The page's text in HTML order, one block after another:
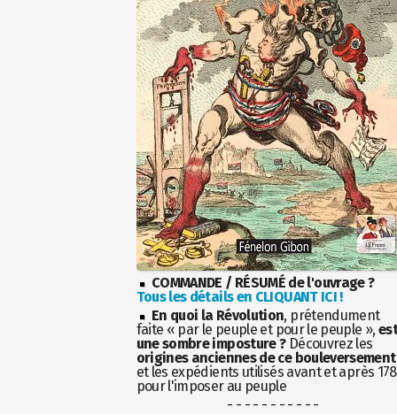
COMMANDE / RÉSUMÉ de l'ouvrage ?
Tous les détails en CLIQUANT ICI !
En quoi la Révolution, prétendument
faite « par le peuple et pour le peuple »,
une sombre imposture ?Découvrez les
origines anciennes de ce bouleversement
et les expédients utilisés avant et après
pour l'imposer au peuple
- - - - - - - - - - -